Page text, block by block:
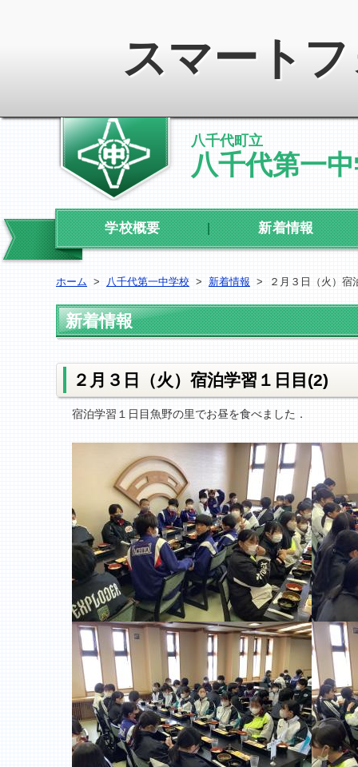
スマート
八千代町立
八千代第一
学校概要 新着情報
ホーム > 八千代第一中学校 > 新着情報 > ２月３日（火）宿
新着情報
２月３日（火）宿泊学習１日目(2)
宿泊学習１日目魚野の里でお昼を食べました．